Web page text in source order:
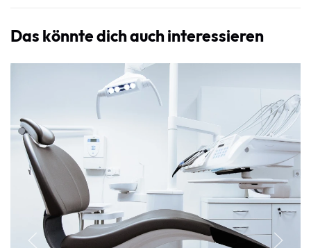
Das könnte dich auch interessieren